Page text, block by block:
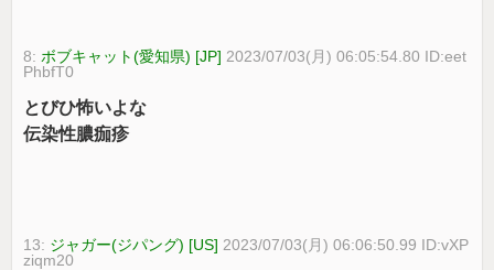
8: ボブキャット(愛知県) [JP] 2023/07/03(月) 06:05:54.80 ID:eet
PhbfT0
とびひ怖いよな
伝染性膿痂疹
13: ジャガー(ジパング) [US] 2023/07/03(月) 06:06:50.99 ID:vXP
ziqm20